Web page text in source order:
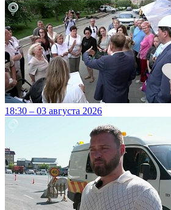
18:30 – 03 августа 2026